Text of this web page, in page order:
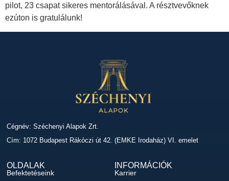
pilot, 23 csapat sikeres mentorálásával. A résztvevőknek
ezúton is gratulálunk!
Cégnév: Széchenyi Alapok Zrt.
Cím: 1072 Budapest Rákóczi út 42. (EMKE Irodaház) VI. emelet
OLDALAK
Befektetéseink
INFORMÁCIÓK
Karrier